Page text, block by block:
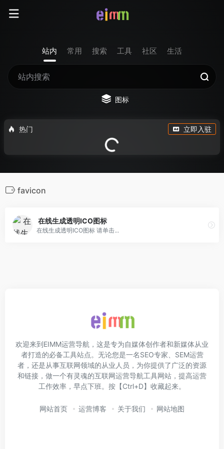
站内 常用 搜索 工具 社区 生活
图标
热门 立即入驻
favicon
在线生成透明ICO图标
在线生成透明ICO图标 请单击...
欢迎来到EIMM运营导航，这是专为自媒体创作者和新媒体从业
者打造的必备工具站点。无论您是一名SEO专家、SEM运营
者，还是从事互联网领域的从业人员，为你提供了广泛的资源
和链接，做一个有灵魂的互联网运营导航工具网站，提高运营
工作效率，早点下班。按【Ctrl+D】收藏起来。
网站首页 运营博客 关于我们 网站地图